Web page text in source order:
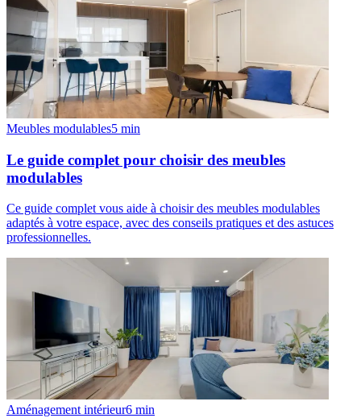
Meubles modulables5 min
Le guide complet pour choisir des meubles
modulables
Ce guide complet vous aide à choisir des meubles modulables
adaptés à votre espace, avec des conseils pratiques et des astuces
professionnelles.
Aménagement intérieur6 min